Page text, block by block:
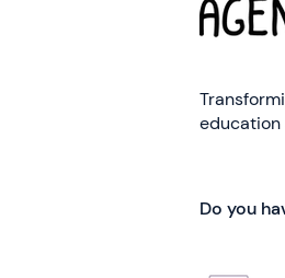
education
Do you